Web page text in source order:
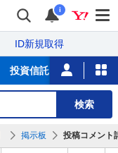
i
ID新規取得
投資信託 ニュース
検索
掲示板 投稿コメント